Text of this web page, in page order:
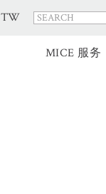
TW
MICE 服务